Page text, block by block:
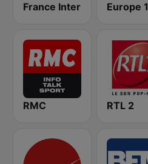
France Inter Europe 1
RMC RTL 2